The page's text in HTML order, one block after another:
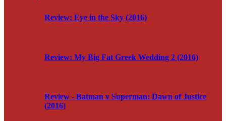
Review: Eye in the Sky (2016)
Review: My Big Fat Greek Wedding 2 (2016)
Review - Batman v Superman: Dawn of Justice
(2016)